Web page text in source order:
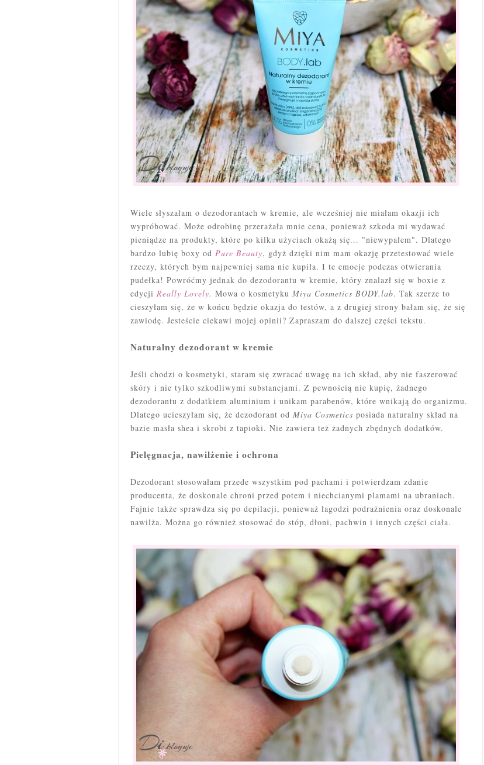
Wiele słyszałam o dezodorantach w kremie, ale wcześniej nie miałam okazji ich
wypróbować. Może odrobinę przerażała mnie cena, ponieważ szkoda mi wydawać
pieniądze na produkty, które po kilku użyciach okażą się... "niewypałem". Dlatego
bardzo lubię boxy od Pure Beauty, gdyż dzięki nim mam okazję przetestować wiele
rzeczy, których bym najpewniej sama nie kupiła. I te emocje podczas otwierania
pudełka! Powróćmy jednak do dezodorantu w kremie, który znalazł się w boxie z
edycji Really Lovely. Mowa o kosmetyku Miya Cosmetics BODY.lab. Tak szerze to
cieszyłam się, że w końcu będzie okazja do testów, a z drugiej strony bałam się, że się
zawiodę. Jesteście ciekawi mojej opinii? Zapraszam do dalszej części tekstu.
Naturalny dezodorant w kremie
Jeśli chodzi o kosmetyki, staram się zwracać uwagę na ich skład, aby nie faszerować
skóry i nie tylko szkodliwymi substancjami. Z pewnością nie kupię, żadnego
dezodorantu z dodatkiem aluminium i unikam parabenów, które wnikają do organizmu.
Dlatego ucieszyłam się, że dezodorant od Miya Cosmetics posiada naturalny skład na
bazie masła shea i skrobi z tapioki. Nie zawiera też żadnych zbędnych dodatków.
Pielęgnacja, nawilżenie i ochrona
Dezodorant stosowałam przede wszystkim pod pachami i potwierdzam zdanie
producenta, że doskonale chroni przed potem i niechcianymi plamami na ubraniach.
Fajnie także sprawdza się po depilacji, ponieważ łagodzi podrażnienia oraz doskonale
nawilża. Można go również stosować do stóp, dłoni, pachwin i innych części ciała.